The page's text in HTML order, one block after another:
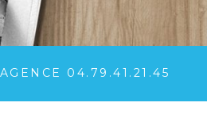
04.79.41.21.45